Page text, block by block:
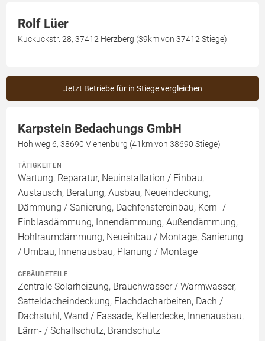
Rolf Lüer
Kuckuckstr. 28, 37412 Herzberg (39km von 37412 Stiege)
Jetzt Betriebe für in Stiege vergleichen
Karpstein Bedachungs GmbH
Hohlweg 6, 38690 Vienenburg (41km von 38690 Stiege)
TÄTIGKEITEN
Wartung, Reparatur, Neuinstallation / Einbau,
Austausch, Beratung, Ausbau, Neueindeckung,
Dämmung / Sanierung, Dachfenstereinbau, Kern- /
Einblasdämmung, Innendämmung, Außendämmung,
Hohlraumdämmung, Neueinbau / Montage, Sanierung
/ Umbau, Innenausbau, Planung / Montage
GEBÄUDETEILE
Zentrale Solarheizung, Brauchwasser / Warmwasser,
Satteldacheindeckung, Flachdacharbeiten, Dach /
Dachstuhl, Wand / Fassade, Kellerdecke, Innenausbau,
Lärm- / Schallschutz, Brandschutz